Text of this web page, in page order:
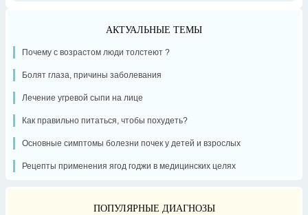
АКТУАЛЬНЫЕ ТЕМЫ
Почему с возрастом люди толстеют ?
Болят глаза, причины заболевания
Лечение угревой сыпи на лице
Как правильно питаться, чтобы похудеть?
Основные симптомы болезни почек у детей и взрослых
Рецепты применения ягод годжи в медицинских целях
ПОПУЛЯРНЫЕ ДИАГНОЗЫ